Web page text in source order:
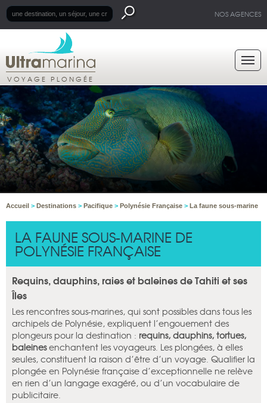
NOS AGENCES
VOYAGE PLONGÉE
Accueil > Destinations > Pacifique > Polynésie Française > La faune sous-marine
LA FAUNE SOUS-MARINE DE
POLYNÉSIE FRANÇAISE
Requins, dauphins, raies et baleines de Tahiti et ses
Îles
Les rencontres sous-marines, qui sont possibles dans tous les
archipels de Polynésie, expliquent l’engouement des
plongeurs pour la destination : requins, dauphins, tortues,
baleinesenchantent les voyageurs. Les plongées, à elles
seules, constituent la raison d’être d’un voyage. Qualifier la
plongée en Polynésie française d’exceptionnelle ne relève
en rien d’un langage exagéré, ou d’un vocabulaire de
publicitaire.